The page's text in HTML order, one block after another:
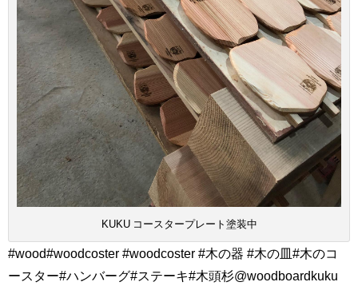
KUKU コースタープレート塗装中
#wood#woodcoster #woodcoster #木の器 #木の皿#木のコ
ースター#ハンバーグ#ステーキ#木頭杉@woodboardkuku